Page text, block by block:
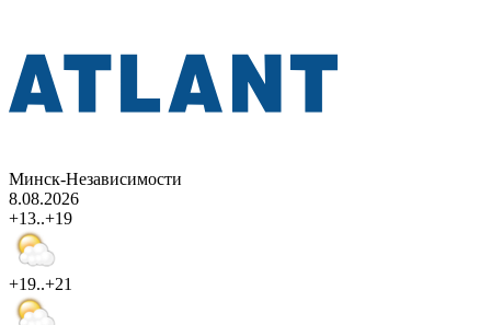
Минск-Независимости
8.08.2026
+13..+19
+19..+21